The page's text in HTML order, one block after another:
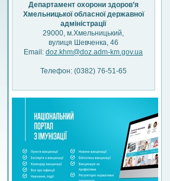
Департамент охорони здоров’я
Хмельницької обласної державної
адміністрації
29000, м.Хмельницький,
вулиця Шевченка, 46
Email: doz.khm@doz.adm-km.gov.ua
Телефон: (0382) 76-51-65